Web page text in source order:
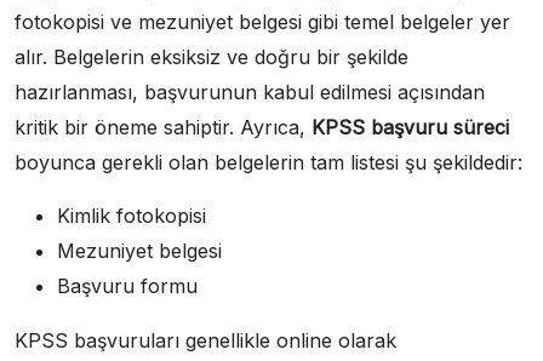
fotokopisi ve mezuniyet belgesi gibi temel belgeler yer
alır. Belgelerin eksiksiz ve doğru bir şekilde
hazırlanması, başvurunun kabul edilmesi açısından
kritik bir öneme sahiptir. Ayrıca, KPSS başvuru süreci
boyunca gerekli olan belgelerin tam listesi şu şekildedir:
Kimlik fotokopisi
Mezuniyet belgesi
Başvuru formu
KPSS başvuruları genellikle online olarak